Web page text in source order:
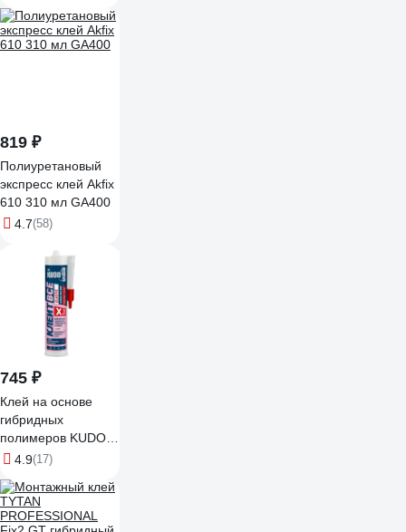
819 ₽
Полиуретановый
экспресс клей Akfix
610 310 мл GA400
4.7(58)
745 ₽
Клей на основе
гибридных
полимеров KUDO
Клеит Все ELASTIС
1W
4.9(17)